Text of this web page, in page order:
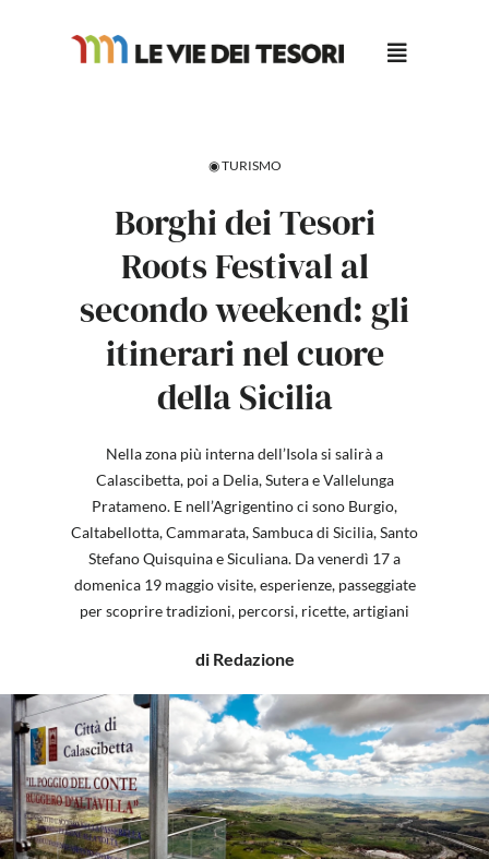
◉ TURISMO
Borghi dei Tesori
Roots Festival al
secondo weekend: gli
itinerari nel cuore
della Sicilia
Nella zona più interna dell’Isola si salirà a
Calascibetta, poi a Delia, Sutera e Vallelunga
Pratameno. E nell’Agrigentino ci sono Burgio,
Caltabellotta, Cammarata, Sambuca di Sicilia, Santo
Stefano Quisquina e Siculiana. Da venerdì 17 a
domenica 19 maggio visite, esperienze, passeggiate
per scoprire tradizioni, percorsi, ricette, artigiani
di Redazione